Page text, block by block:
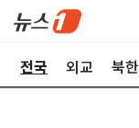
전국 외교 북한